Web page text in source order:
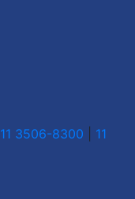
11 3506-8300
11